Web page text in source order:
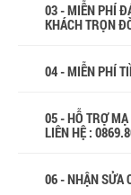
03 - MIỄN PHÍ
KHÁCH TRỌN
04 - MIỄN PHÍ
05 - HỖ TRỢ
LIÊN HỆ :
06 - NHẬN SỬA